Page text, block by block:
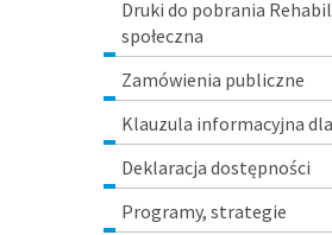
Druki do pobrania
społeczna
Zamówienia publiczne
Klauzula informacyjna
Deklaracja dostępności
Programy, strategie